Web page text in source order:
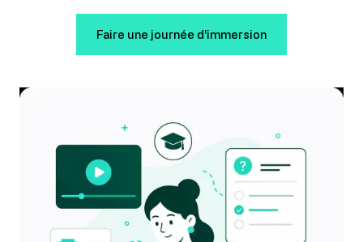
Faire une journée d'immersion